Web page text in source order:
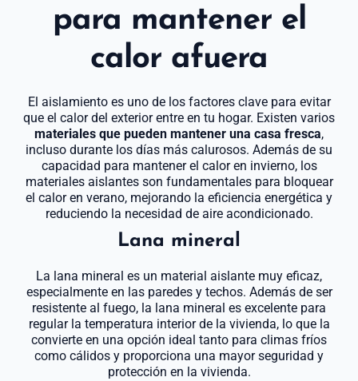
para mantener el
calor afuera
El aislamiento es uno de los factores clave para evitar
que el calor del exterior entre en tu hogar. Existen varios
materiales que pueden mantener una casa fresca,
incluso durante los días más calurosos. Además de su
capacidad para mantener el calor en invierno, los
materiales aislantes son fundamentales para bloquear
el calor en verano, mejorando la eficiencia energética y
reduciendo la necesidad de aire acondicionado.
Lana mineral
La lana mineral es un material aislante muy eficaz,
especialmente en las paredes y techos. Además de ser
resistente al fuego, la lana mineral es excelente para
regular la temperatura interior de la vivienda, lo que la
convierte en una opción ideal tanto para climas fríos
como cálidos y proporciona una mayor seguridad y
protección en la vivienda.